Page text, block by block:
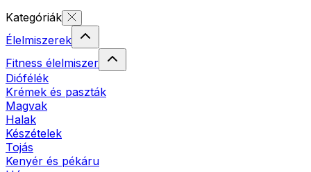
Kategóriák
Élelmiszerek
Fitness élelmiszer
Diófélék
Krémek és paszták
Magvak
Halak
Készételek
Tojás
Kenyér és pékáru